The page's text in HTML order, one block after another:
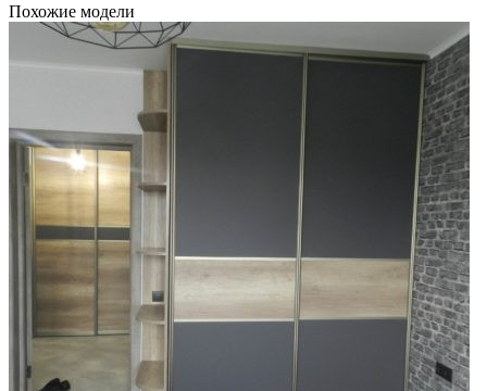
Похожие модели